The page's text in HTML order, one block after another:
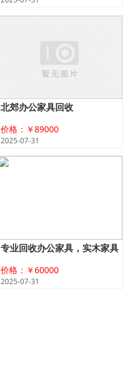
北郊办公家具回收
价格：￥89000
2025-07-31
专业回收办公家具，实木家具
价格：￥60000
2025-07-31